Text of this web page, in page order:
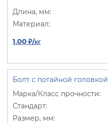
1.00 ₽/кг
Болт с потайной головкой